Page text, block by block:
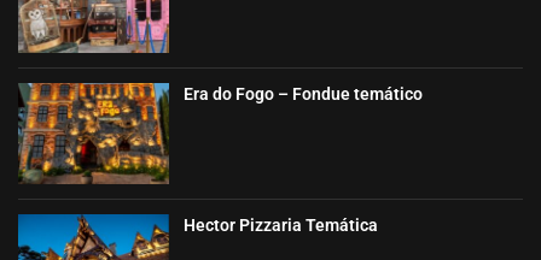
Era do Fogo – Fondue temático
Hector Pizzaria Temática